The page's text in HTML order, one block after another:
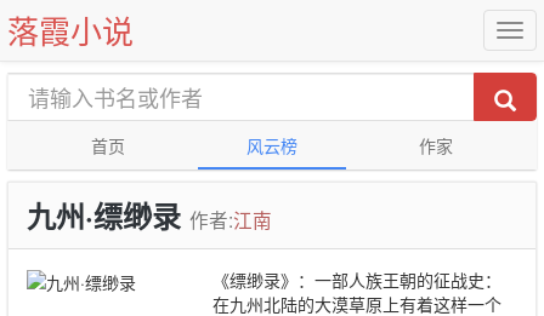
落霞小说
首页 风云榜 作家
九州·缥缈录 作者:江南
《缥缈录》：一部人族王朝的征战史：
在九州北陆的大漠草原上有着这样一个